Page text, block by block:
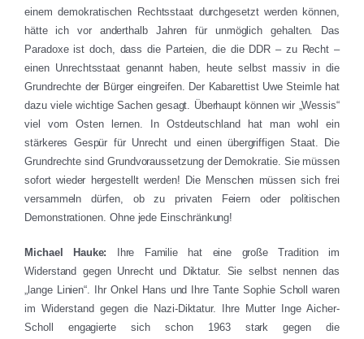
einem demokratischen Rechtsstaat durchgesetzt werden können,
hätte ich vor anderthalb Jahren für unmöglich gehalten. Das
Paradoxe ist doch, dass die Parteien, die die DDR – zu Recht –
einen Unrechtsstaat genannt haben, heute selbst massiv in die
Grundrechte der Bürger eingreifen. Der Kabarettist Uwe Steimle hat
dazu viele wichtige Sachen gesagt. Überhaupt können wir „Wessis“
viel vom Osten lernen. In Ostdeutschland hat man wohl ein
stärkeres Gespür für Unrecht und einen übergriffigen Staat. Die
Grundrechte sind Grundvoraussetzung der Demokratie. Sie müssen
sofort wieder hergestellt werden! Die Menschen müssen sich frei
versammeln dürfen, ob zu privaten Feiern oder politischen
Demonstrationen. Ohne jede Einschränkung!
Michael Hauke:
Ihre Familie hat eine große Tradition im
Widerstand gegen Unrecht und Diktatur. Sie selbst nennen das
„lange Linien“. Ihr Onkel Hans und Ihre Tante Sophie Scholl waren
im Widerstand gegen die Nazi-Diktatur. Ihre Mutter Inge Aicher-
Scholl engagierte sich schon 1963 stark gegen die